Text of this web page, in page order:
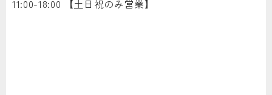
11:00-18:00 【土日祝のみ営業】